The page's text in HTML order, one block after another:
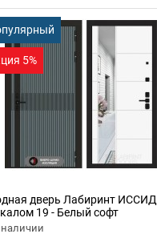
5%
дверь Лабиринт
19 - Белый софт